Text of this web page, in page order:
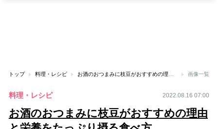
トップ 料理・レシピ 画像一覧
料理・レシピ 2022.08.16 07:00
お酒のおつまみに枝豆がおすすめの理由